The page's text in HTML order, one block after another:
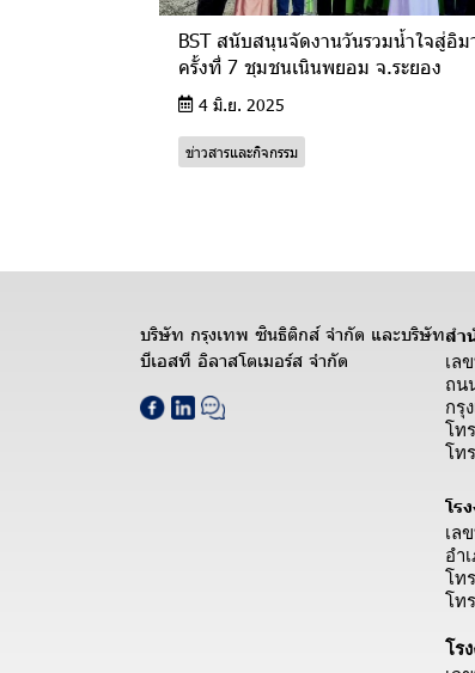
BST สนับสนุนจัดงานวันรวมน้ำใจสู่อิ
ครั้งที่ 7 ชุมชนเนินพยอม จ.ระยอง
4 มิ.ย. 2025
ข่าวสารและกิจกรรม
บริษัท กรุงเทพ ซินธิติกส์ จำกัด และบริษัท
บีเอสที อิลาสโตเมอร์ส จำกัด
สำ
เล
ถน
กรุ
โท
โท
โร
เล
อำ
โท
โท
โร